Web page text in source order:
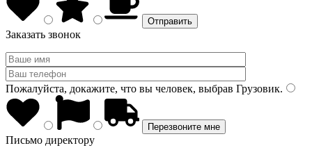
Заказать звонок
Пожалуйста, докажите, что вы человек, выбрав Грузовик.
Письмо директору